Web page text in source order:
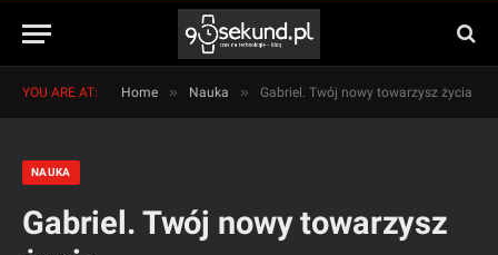
YOU ARE AT: Home » Nauka » Gabriel. Twój nowy towarzysz życia
NAUKA
Gabriel. Twój nowy towarzysz